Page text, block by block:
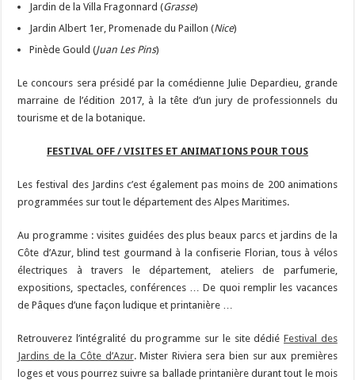
Jardin de la Villa Fragonnard (Grasse)
Jardin Albert 1er, Promenade du Paillon (Nice)
Pinède Gould (Juan Les Pins)
Le concours sera présidé par la comédienne Julie Depardieu, grande
marraine de l’édition 2017, à la tête d’un jury de professionnels du
tourisme et de la botanique.
FESTIVAL OFF / VISITES ET ANIMATIONS POUR TOUS
Les festival des Jardins c’est également pas moins de 200 animations
programmées sur tout le département des Alpes Maritimes.
Au programme : visites guidées des plus beaux parcs et jardins de la
Côte d’Azur, blind test gourmand à la confiserie Florian, tous à vélos
électriques à travers le département, ateliers de parfumerie,
expositions, spectacles, conférences … De quoi remplir les vacances
de Pâques d’une façon ludique et printanière …
Retrouverez l’intégralité du programme sur le site dédiéFestival des
Jardins de la Côte d’Azur. Mister Riviera sera bien sur aux premières
loges et vous pourrez suivre sa ballade printanière durant tout le mois